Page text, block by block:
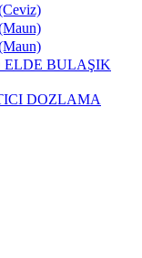
ELDE BULAŞIK
DOZLAMA